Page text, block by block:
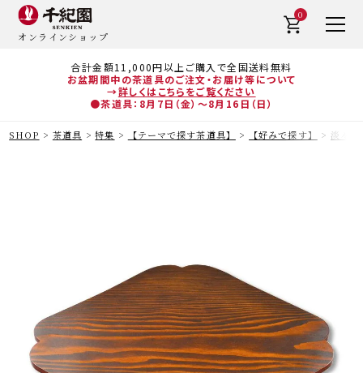
合計金額11,000円以上ご購入で全国送料無料
お盆期間中の茶道具のご注文・お届け等について
→詳しくはこちらをご覧ください
●茶道具：8月7日（金）～8月16日（日）
オンラインショップ
0
SHOP 茶道具 特集 【テーマで探す茶道具】 【好みで探す】 淡々